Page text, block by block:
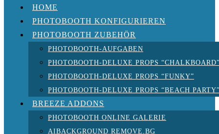
HOME
PHOTOBOOTH KONFIGURIEREN
PHOTOBOOTH ZUBEHÖR
PHOTOBOOTH-AUFGABEN
PHOTOBOOTH-DELUXE PROPS
PHOTOBOOTH-DELUXE PROPS “FUNKY”
PHOTOBOOTH-DELUXE PROPS “BEACH
BREEZE ADDONS
PHOTOBOOTH ONLINE GALERIE
AIBACKGROUND REMOVE.BG